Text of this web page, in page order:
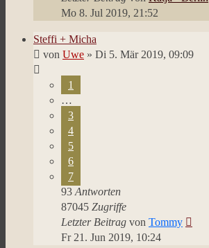
Mo 8. Jul 2019, 21:52
Steffi + Micha
von Uwe » Di 5. Mär 2019, 09:09
1
…
3
4
5
6
7
93Antworten
87045 Zugriffe
Letzter Beitrag von Tommy
Fr 21. Jun 2019, 10:24